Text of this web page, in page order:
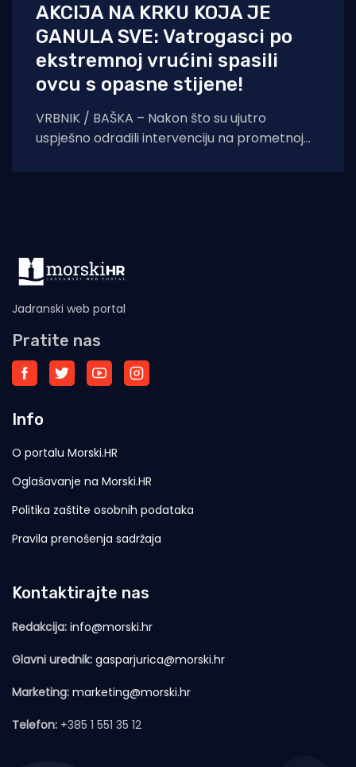
AKCIJA NA KRKU KOJA JE
GANULA SVE: Vatrogasci po
ekstremnoj vrućini spasili
ovcu s opasne stijene!
VRBNIK / BAŠKA – Nakon što su ujutro
uspješno odradili intervenciju na prometnoj
Jadranski web portal
Pratite nas
Info
O portalu Morski.HR
Oglašavanje na Morski.HR
Politika zaštite osobnih podataka
Pravila prenošenja sadržaja
Kontaktirajte nas
Redakcija: info@morski.hr
Glavni urednik: gasparjurica@morski.hr
Marketing: marketing@morski.hr
Telefon: +385 1 551 35 12